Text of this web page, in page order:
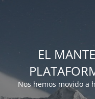
EL
Nos hemos movido